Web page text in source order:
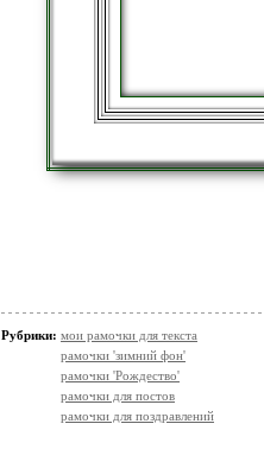
Рубрики: мои рамочки для текста
рамочки 'зимний фон'
рамочки 'Рождество'
рамочки для постов
рамочки для поздравлений